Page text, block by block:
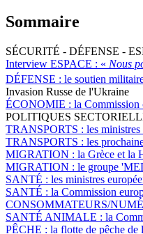
Sommaire
SÉCURITÉ - DÉFENSE -
Interview ESPACE : « Nous
DÉFENSE : le soutien
Invasion Russe de l'Ukraine
ÉCONOMIE : la Commission
POLITIQUES
TRANSPORTS : les ministres
TRANSPORTS : les
MIGRATION : la Grèce et la
MIGRATION : le groupe
SANTÉ : les ministres
SANTÉ : la Commission
CONSOMMATEURS/
SANTÉ ANIMALE : la
PÊCHE : la flotte de pêche de